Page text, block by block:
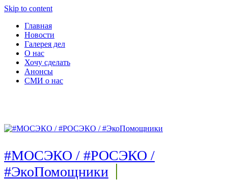
Skip to content
Главная
Новости
Галерея дел
О нас
Хочу сделать
Анонсы
СМИ о нас
#МОСЭКО / #РОСЭКО /
#ЭкоПомощники